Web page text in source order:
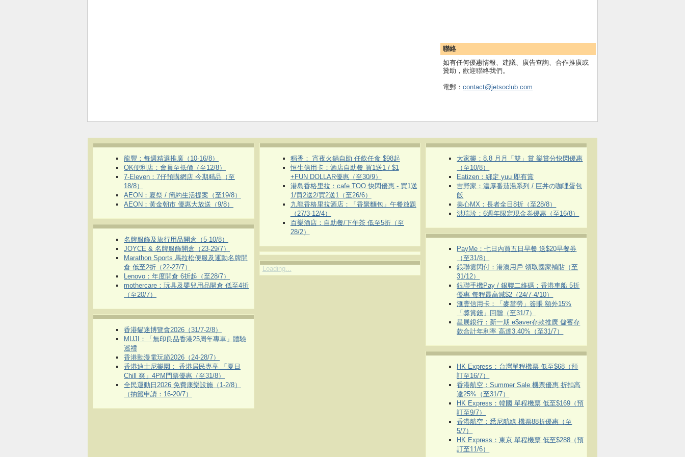
聯絡
如有任何優惠情報、建議、廣告查詢、合作推廣或
贊助，歡迎聯絡我們。
電郵： contact@jetsoclub.com
龍豐：每週精選推廣（10-16/8）
OK便利店：會員至抵價（至12/8）
7-Eleven：7仔預購網店 今期精品（至
18/8）
AEON：夏祭 / 簡約生活提案（至19/8）
AEON：黃金朝市 優惠大放送（9/8）
名牌服飾及旅行用品開倉（5-10/8）
JOYCE & 名牌服飾開倉（23-29/7）
Marathon Sports 馬拉松便服及運動名牌開
倉 低至2折（22-27/7）
Lenovo：年度開倉 6折起（至28/7）
mothercare：玩具及嬰兒用品開倉 低至4折
（至20/7）
香港貓迷博覽會2026（31/7-2/8）
MUJI：「無印良品香港25周年專車」體驗
巡禮
香港動漫電玩節2026（24-28/7）
香港迪士尼樂園： 香港居民專享 「夏日
Chill 爽」4PM門票優惠（至31/8）
全民運動日2026 免費康樂設施（1-2/8）
（抽籤申請：16-20/7）
稻香： 宵夜火鍋自助 任飲任食 $98起
恒生信用卡：酒店自助餐 買1送1 / $1
+FUN DOLLAR優惠（至30/9）
港島香格里拉：cafe TOO 快閃優惠 - 買1送
1/買2送2/買2送1（至26/6）
九龍香格里拉酒店：「香聚麵包」午餐放題
（27/3-12/4）
百樂酒店：自助餐/下午茶 低至5折（至
28/2）
Loading...
大家樂：8.8 月月「雙」賞 樂賞分快閃優惠
（至10/8）
Eatizen：綁定 yuu 即有賞
吉野家：濃厚番茄湯系列 / 巨丼の咖哩蛋包
飯
美心MX：長者全日8折（至28/8）
洪瑞珍：6週年限定現金券優惠（至16/8）
PayMe：七日內買五日早餐 送$20早餐券
（至31/8）
銀聯雲閃付：港澳用戶 領取國家補貼（至
31/12）
銀聯手機Pay / 銀聯二維碼：香港車船 5折
優惠 每程最高減$2（24/7-4/10）
滙豐信用卡：「麥當勞」簽賬 額外15%
「獎賞錢」回贈（至31/7）
星展銀行：新一期 e$aver存款推廣 儲蓄存
款合計年利率 高達3.40%（至31/7）
HK Express：台灣單程機票 低至$68（預
訂至16/7）
香港航空：Summer Sale 機票優惠 折扣高
達25%（至31/7）
HK Express：韓國 單程機票 低至$169（預
訂至9/7）
香港航空：悉尼航線 機票88折優惠（至
5/7）
HK Express：東京 單程機票 低至$288（預
訂至11/6）